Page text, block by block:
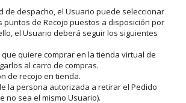
de despacho, el Usuario puede seleccionar
puntos de Recojo puestos a disposición por
el Usuario deberá seguir los siguientes
quiere comprar en la tienda virtual de
al carro de compras.
de recojo en tienda.
la persona autorizada a retirar el Pedido
no sea el mismo Usuario).